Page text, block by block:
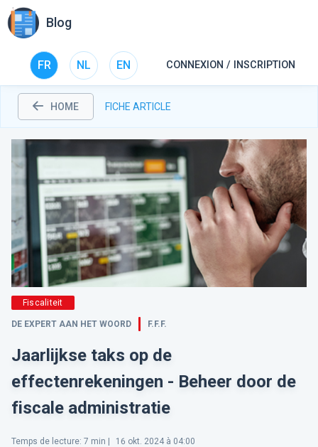
Blog
FR NL EN CONNEXION / INSCRIPTION
HOME FICHE ARTICLE
Fiscaliteit
DE EXPERT AAN HET WOORD F.F.F.
Jaarlijkse taks op de
effectenrekeningen - Beheer door de
fiscale administratie
Temps de lecture: 7 min | 16 okt. 2024 à 04:00